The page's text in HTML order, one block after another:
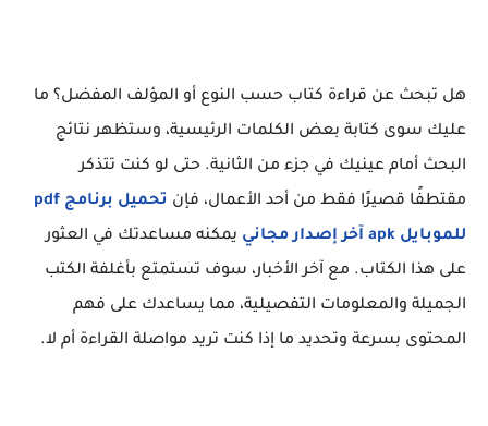
هل تبحث عن قراءة كتاب حسب النوع أو المؤلف المفضل؟ ما
عليك سوى كتابة بعض الكلمات الرئيسية، وستظهر نتائج
البحث أمام عينيك في جزء من الثانية. حتى لو كنت تتذكر
مقتطفًا قصيرًا فقط من أحد الأعمال، فإن
تحميل برنامج pdf
للموبايل apk آخر إصدار مجاني
يمكنه مساعدتك في العثور
على هذا الكتاب. مع آخر الأخبار، سوف تستمتع بأغلفة الكتب
الجميلة والمعلومات التفصيلية، مما يساعدك على فهم
المحتوى بسرعة وتحديد ما إذا كنت تريد مواصلة القراءة أم لا.